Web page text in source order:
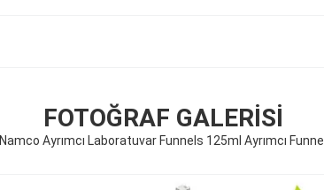
FOTOĞRAF GALERISI
Namco Ayrımcı Laboratuvar Funnels 125ml Ayrımcı Funnel